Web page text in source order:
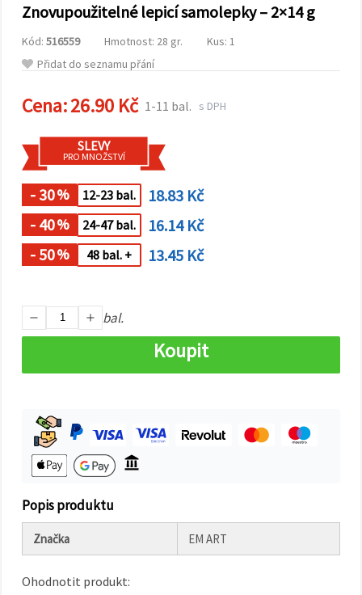
analýzu a
marketing.
Můžete
použitím
kliknutím
vše!" Nebo
můžete
uvést své
preference v
Nastavení
výběrem
typu
cookies a
kliknutím
Přijmout
Nastavení
Znovupoužitelné lepicí samolepky – 2×14 g
Kód: 516559 Hmotnost: 28 gr.
Kus: 1
Přidat do seznamu přání
Cena:26.90 Kč 1-11 bal. s DPH
SLEVY
PRO MNOŽSTVÍ
- 30% 12-23 bal.
18.83 Kč
- 40% 24-47 bal.
16.14 Kč
- 50% 48 bal. + 13.45 Kč
bal.
Koupit
Popis produktu
Značka EM ART
Ohodnotit produkt: